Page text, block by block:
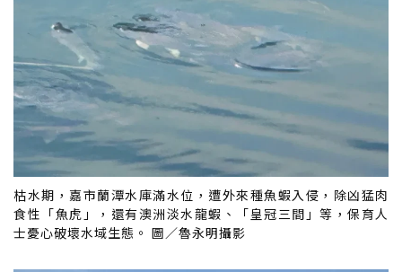
枯水期，嘉市蘭潭水庫滿水位，遭外來種魚蝦入侵，除凶猛肉
食性「魚虎」，還有澳洲淡水龍蝦、「皇冠三間」等，保育人
士憂心破壞水域生態。 圖／魯永明攝影